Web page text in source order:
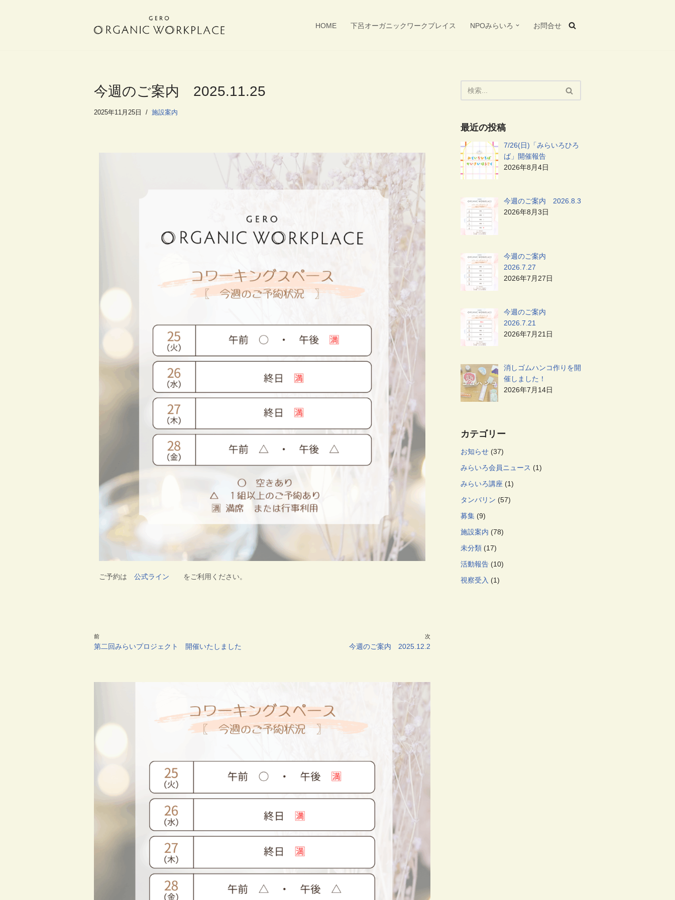
HOME 下呂オーガニックワークプレイス NPOみらいろ お問合せ
今週のご案内 2025.11.25
2025年11月25日 施設案内
ご予約は 公式ライン をご利用ください。
前
第二回みらいプロジェクト 開催いたしました
次
今週のご案内 2025.12.2
最近の投稿
7/26(日)「みらいろひろ
ば」開催報告
2026年8月4日
今週のご案内 2026.8.3
2026年8月3日
今週のご案内
2026.7.27
2026年7月27日
今週のご案内
2026.7.21
2026年7月21日
消しゴムハンコ作りを開
催しました！
2026年7月14日
カテゴリー
お知らせ (37)
みらいろ会員ニュース (1)
みらいろ講座 (1)
タンバリン (57)
募集 (9)
施設案内 (78)
未分類 (17)
活動報告 (10)
視察受入 (1)